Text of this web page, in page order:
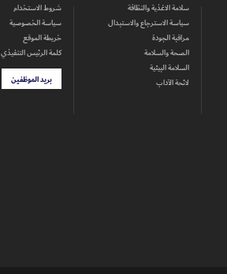
سلامة الاغذية والنظافة
سياسة الاسترجاع والاستبدال
مراقبة الجودة
الصحة والسلامة
السلامة البيئية
لائحة الآداب
شروط الاستخدام
سياسة الخصوصية
خريطة الموقع
كلمة الرئيس التنفيذي
بريد الموظفين